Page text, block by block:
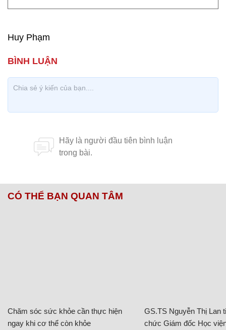
Huy Phạm
CÓ THỂ BẠN QUAN TÂM
Chăm sóc sức khỏe cần thực hiện
ngay khi cơ thể còn khỏe
GS.TS Nguyễn Thị Lan
chức Giám đốc Học